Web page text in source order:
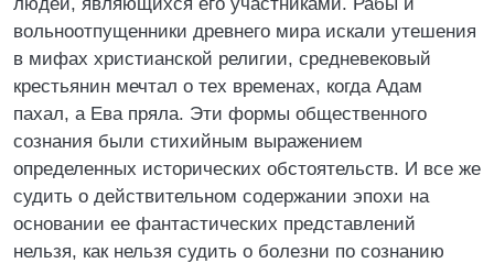
вольноотпущенники древнего мира искали утешения
в мифах христианской религии, средневековый
крестьянин мечтал о тех временах, когда Адам
пахал, а Ева пряла. Эти формы общественного
сознания были стихийным выражением
определенных исторических обстоятельств. И все же
судить о действительном содержании эпохи на
основании ее фантастических представлений
нельзя, как нельзя судить о болезни по сознанию